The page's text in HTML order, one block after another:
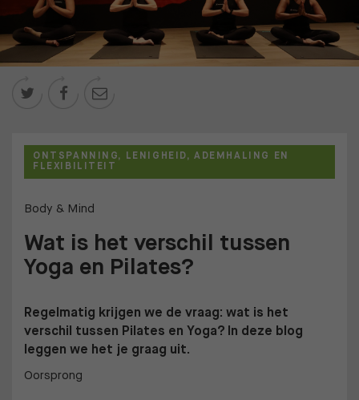
  
ONTSPANNING, LENIGHEID, ADEMHALING EN
FLEXIBILITEIT
Body & Mind
Wat is het verschil tussen
Yoga en Pilates?
Regelmatig krijgen we de vraag: wat is het
verschil tussen Pilates en Yoga? In deze blog
leggen we het je graag uit.
Oorsprong